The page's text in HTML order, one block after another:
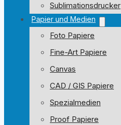
Sublimationsdrucker
Papier und Medien
Foto Papiere
Fine-Art Papiere
Canvas
CAD / GIS Papiere
Spezialmedien
Proof Papiere